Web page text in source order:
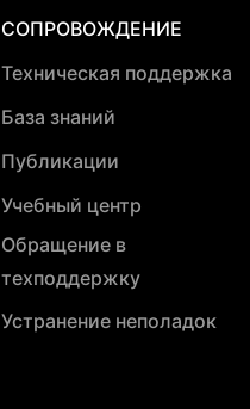
СОПРОВОЖДЕНИЕ
Техническая поддержка
База знаний
Публикации
Учебный центр
Обращение в
техподдержку
Устранение неполадок